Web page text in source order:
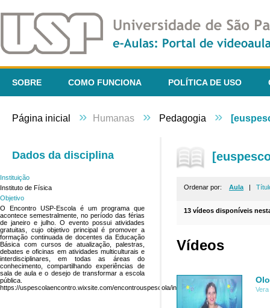
SOBRE COMO FUNCIONA POLÍTICA DE USO
Página inicial » Humanas » Pedagogia »
Dados da disciplina
Instituição
Instituto de Física
Objetivo
O Encontro USP-Escola é um programa que
acontece semestralmente, no período das férias
de janeiro e julho. O evento possui atividades
gratuitas, cujo objetivo principal é promover a
formação continuada de docentes da Educação
Básica com cursos de atualização, palestras,
debates e oficinas em atividades multiculturais e
interdisciplinares, em todas as áreas do
conhecimento, compartilhando experiências de
sala de aula e o desejo de transformar a escola
pública.
https://uspescolaencontro.wixsite.com/encontrouspescola/inscricao
Ordenar por: Aula |
13 vídeos disponíveis
Vídeos